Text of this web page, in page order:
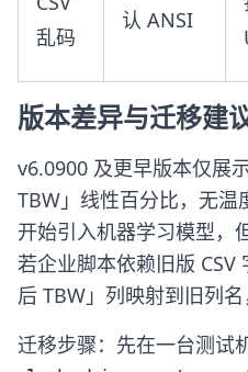
乱码
认 ANSI
版本差异与迁移建
v6.0900 及更早版本仅展
TBW」线性百分比，无
开始引入机器学习模型，
若企业脚本依赖旧版
后 TBW」列映射到旧列
迁移步骤：先在一台测试